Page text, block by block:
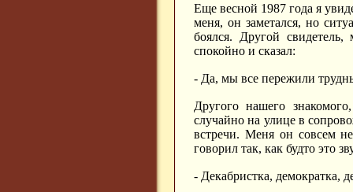
Еще весной 1987 года я
меня, он заметался, но
боялся. Другой
спокойно и сказал:
- Да, мы все пережили
Другого нашего
случайно на улице в
встречи. Меня он совсем
говорил так, как будто это
- Декабристка, демократка,